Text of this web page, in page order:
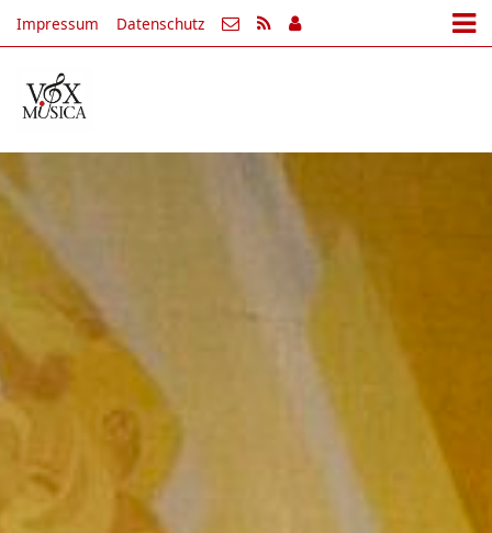
Impressum Datenschutz